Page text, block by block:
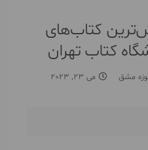
کتاب‌های
کتاب تهران
مشق می 23, 2023